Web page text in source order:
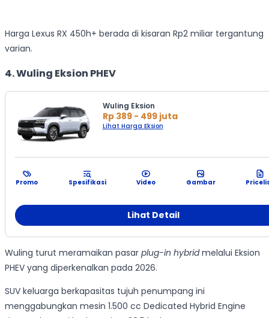
Harga Lexus RX 450h+ berada di kisaran Rp2 miliar tergantung
varian.
4. Wuling Eksion PHEV
Wuling Eksion
Rp 389 - 499 juta
Lihat Harga Eksion
Promo Spesifikasi Video Gambar
Lihat Detail
Wuling turut meramaikan pasar plug-in hybridmelalui Eksion
PHEV yang diperkenalkan pada 2026.
SUV keluarga berkapasitas tujuh penumpang ini
menggabungkan mesin 1.500 cc Dedicated Hybrid Engine